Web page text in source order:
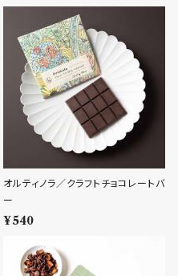
オルティノラ／クラフトチョコレートバ
ー
¥540